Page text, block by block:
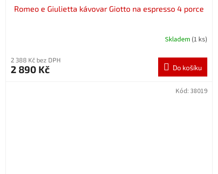
Romeo e Giulietta kávovar Giotto na espresso 4 porce
Skladem (1 ks)
2 388 Kč bez DPH
2 890 Kč Do košíku
Kód: 38019